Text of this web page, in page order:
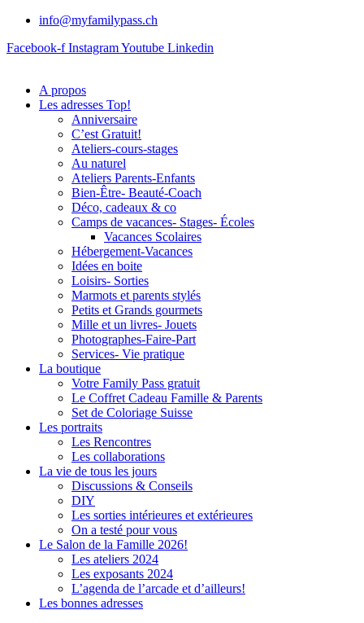
info@myfamilypass.ch
Facebook-f InstagramYoutube Linkedin
A propos
Les adresses Top!
Anniversaire
C’est Gratuit!
Ateliers-cours-stages
Au naturel
Ateliers Parents-Enfants
Bien-Être- Beauté-Coach
Déco, cadeaux & co
Camps de vacances- Stages- Écoles
Vacances Scolaires
Hébergement-Vacances
Idées en boite
Loisirs- Sorties
Marmots et parents stylés
Petits et Grands gourmets
Mille et un livres- Jouets
Photographes-Faire-Part
Services- Vie pratique
La boutique
Votre Family Pass gratuit
Le Coffret Cadeau Famille & Parents
Set de Coloriage Suisse
Les portraits
Les Rencontres
Les collaborations
La vie de tous les jours
Discussions & Conseils
DIY
Les sorties intérieures et extérieures
On a testé pour vous
Le Salon de la Famille 2026!
Les ateliers 2024
Les exposants 2024
L’agenda de l’arcade et d’ailleurs!
Les bonnes adresses